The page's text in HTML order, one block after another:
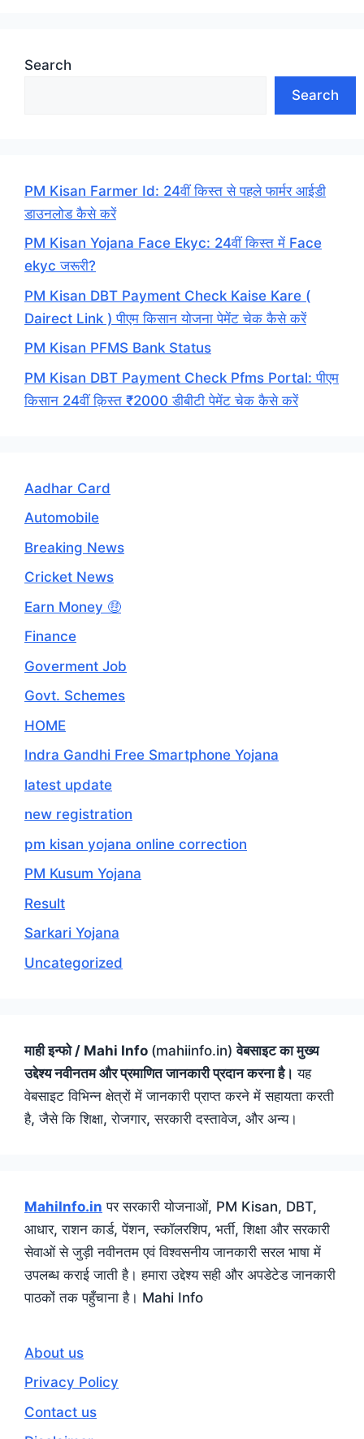
Search
Search
PM Kisan Farmer Id: 24वीं किस्त से पहले फार्मर आईडी
डाउनलोड कैसे करें
PM Kisan Yojana Face Ekyc: 24वीं किस्त में Face
ekyc जरूरी?
PM Kisan DBT Payment Check Kaise Kare (
Dairect Link ) पीएम किसान योजना पेमेंट चेक कैसे करें
PM Kisan PFMS Bank Status
PM Kisan DBT Payment Check Pfms Portal: पीएम
किसान 24वीं क़िस्त ₹2000 डीबीटी पेमेंट चेक कैसे करें
Aadhar Card
Automobile
Breaking News
Cricket News
Earn Money 🤑
Finance
Goverment Job
Govt. Schemes
HOME
Indra Gandhi Free Smartphone Yojana
latest update
new registration
pm kisan yojana online correction
PM Kusum Yojana
Result
Sarkari Yojana
Uncategorized
माही इन्फो / Mahi Info (mahiinfo.in)वेबसाइट का मुख्य
उद्देश्य नवीनतम और प्रमाणित जानकारी प्रदान करना है। यह
वेबसाइट विभिन्न क्षेत्रों में जानकारी प्राप्त करने में सहायता करती
है, जैसे कि शिक्षा, रोजगार, सरकारी दस्तावेज, और अन्य।
MahiInfo.in पर सरकारी योजनाओं, PM Kisan, DBT,
आधार, राशन कार्ड, पेंशन, स्कॉलरशिप, भर्ती, शिक्षा और सरकारी
सेवाओं से जुड़ी नवीनतम एवं विश्वसनीय जानकारी सरल भाषा में
उपलब्ध कराई जाती है। हमारा उद्देश्य सही और अपडेटेड जानकारी
पाठकों तक पहुँचाना है। Mahi Info
About us
Privacy Policy
Contact us